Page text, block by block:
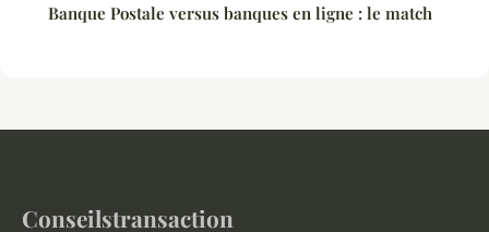
Banque Postale versus banques en ligne : le match
Conseilstransaction